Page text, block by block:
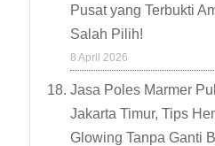
Pusat yang Terbukti
Salah Pilih!
8 April 2026
Jasa Poles Marmer
Jakarta Timur, Tips
Glowing Tanpa Ganti